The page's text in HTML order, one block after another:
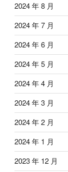
2024 年 8 月
2024 年 7 月
2024 年 6 月
2024 年 5 月
2024 年 4 月
2024 年 3 月
2024 年 2 月
2024 年 1 月
2023 年 12 月